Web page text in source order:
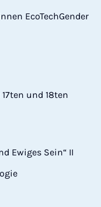
EcoTechGender
und 18ten
Ewiges Sein“ II